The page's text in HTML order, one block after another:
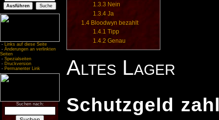
- Links auf diese Seite
- Änderungen an verlinkten
Seiten
- Spezialseiten
- Druckversion
- Permanenter Link
Suchen nach:
1.3.3 Nein
1.3.4 Ja
1.4 Bloodwyn bezahlt
1.4.1 Tipp
1.4.2 Genau
Altes Lager
Schutzgeld